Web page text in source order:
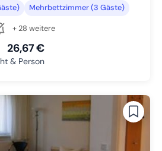
Mehrbettzimmer (3 Gäste)
+ 28 weitere
26,67 €
& Person